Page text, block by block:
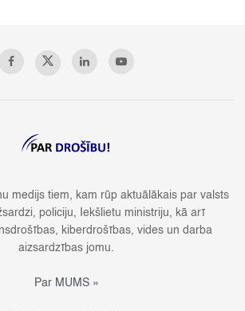
medijs tiem, kam rūp aktuālākais par valsts
policiju, Iekšlietu ministriju, kā arī
kiberdrošības, vides un darba
aizsardzības jomu.
Par MUMS »